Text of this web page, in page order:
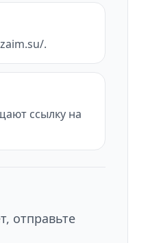
.
ссылку на
отправьте